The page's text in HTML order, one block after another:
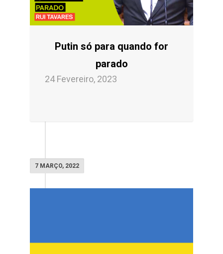
Putin só para quando for
parado
24 Fevereiro, 2023
7 MARÇO, 2022